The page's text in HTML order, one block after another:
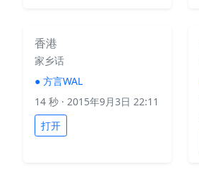
香港
家乡话
● 方言WAL
14 秒 · 2015年9月3日 22:11
打开